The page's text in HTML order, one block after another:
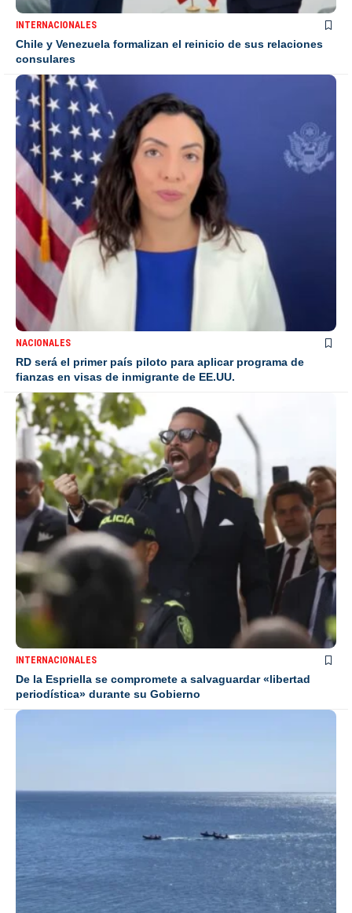
INTERNACIONALES
Chile y Venezuela formalizan el reinicio de sus relaciones
consulares
NACIONALES
RD será el primer país piloto para aplicar programa de
fianzas en visas de inmigrante de EE.UU.
INTERNACIONALES
De la Espriella se compromete a salvaguardar «libertad
periodística» durante su Gobierno